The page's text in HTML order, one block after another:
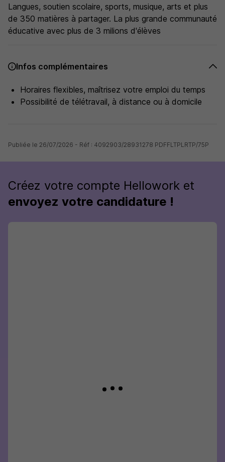
Langues, soutien scolaire, sports, musique, arts et plus
de 350 matières à partager. La plus grande communauté
éducative avec plus de 3 milions d'élèves
Infos complémentaires
Horaires flexibles, maîtrisez votre emploi du temps
Possibilité de télétravail, à distance ou à domicile
Publiée le 26/07/2026 - Réf : 4092903/28931278 PDFFLTPLRTP/75P
Créez votre compte Hellowork et
envoyez votre candidature !